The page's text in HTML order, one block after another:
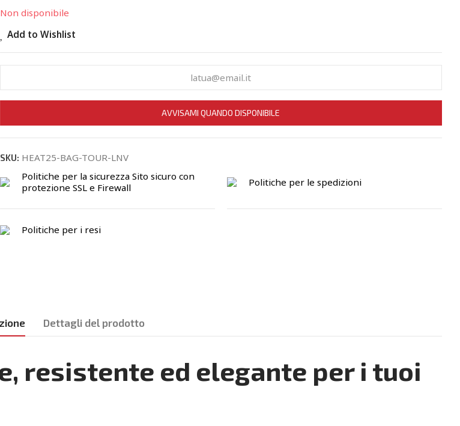
Non disponibile
Add to Wishlist
AVVISAMI QUANDO DISPONIBILE
SKU: HEAT25-BAG-TOUR-LNV
Politiche per la sicurezza Sito sicuro con
protezione SSL e Firewall
Politiche per le spedizioni
Politiche per i resi
Dettagli del prodotto
resistente ed elegante per i tuoi